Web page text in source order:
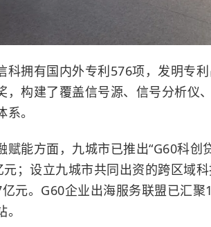
科拥有国内外专利576项，发明专
，构建了覆盖信号源、信号分析仪
。
赋能方面，九城市已推出“G60科创
元；设立九城市共同出资的跨区域
元。G60企业出海服务联盟已汇